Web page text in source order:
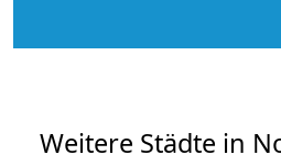
Weitere Städte in